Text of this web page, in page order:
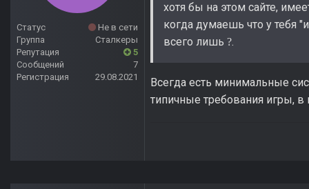
Статус
Не в сети
Группа
Сталкеры
Репутация
5
Сообщений
7
Регистрация
29.08.2021
хотя бы на этом сайте,
когда думаешь что у тебя
всего лишь ?.
Всегда есть минимальные
типичные требования игры, в